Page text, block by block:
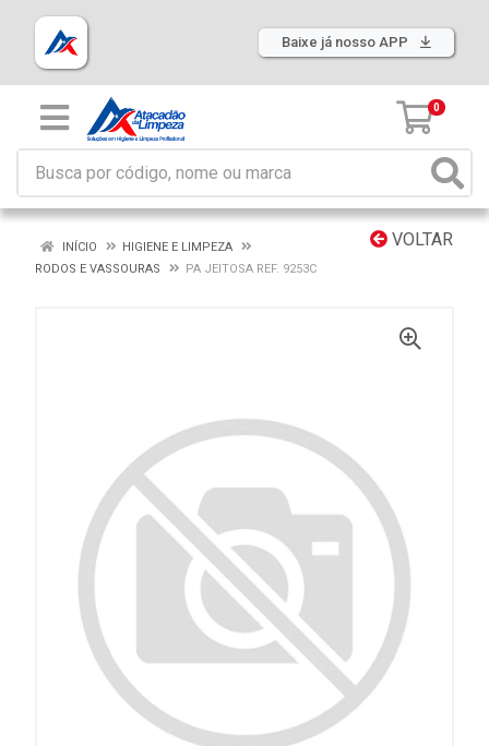
Baixe já nosso APP
0
VOLTAR
INÍCIO
HIGIENE E LIMPEZA
RODOS E VASSOURAS
PA JEITOSA REF. 9253C